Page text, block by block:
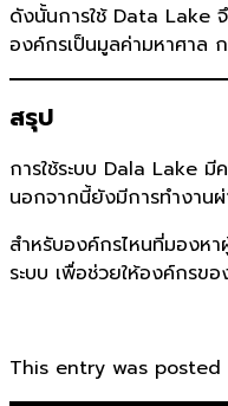
ดังนั้นการใช้ Data Lake
องค์กรเป็นมูลค่ามหาศาล
สรุป
การใช้ระบบ Dala Lake
นอกจากนี้ยังมีการทำงาน
สำหรับองค์กรไหนที่มองห
ระบบ เพื่อช่วยให้องค์กร
This entry was posted